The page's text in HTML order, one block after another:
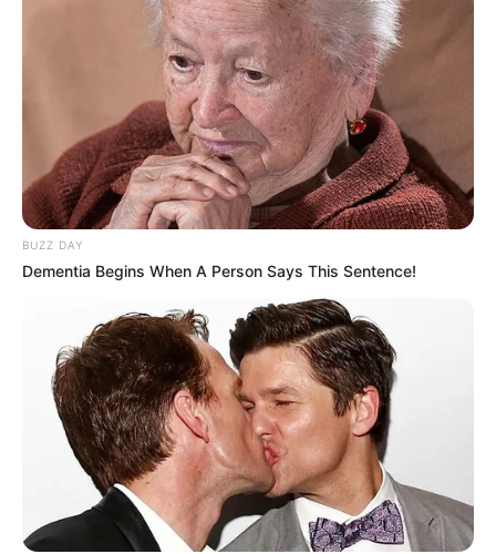
BUZZ DAY
Dementia Begins When A Person Says This Sentence!